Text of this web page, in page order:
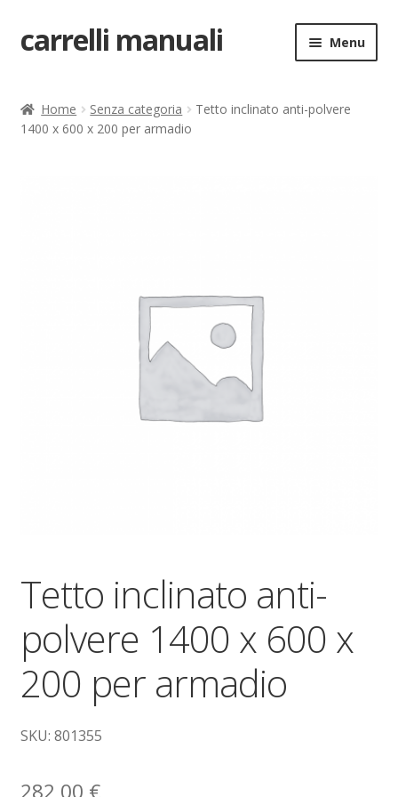
Vai
alla
Vai
al
carrelli manuali Menu
Carrello
Pagamenti
Pagamento
Piattaforme elevatrici
Privacy
Shop
Home Senza categoria
Tetto inclinato anti-polvere
1400 x 600 x 200 per armadio
Tetto inclinato anti-
polvere 1400 x 600 x
200 per armadio
SKU: 801355
282,00 €